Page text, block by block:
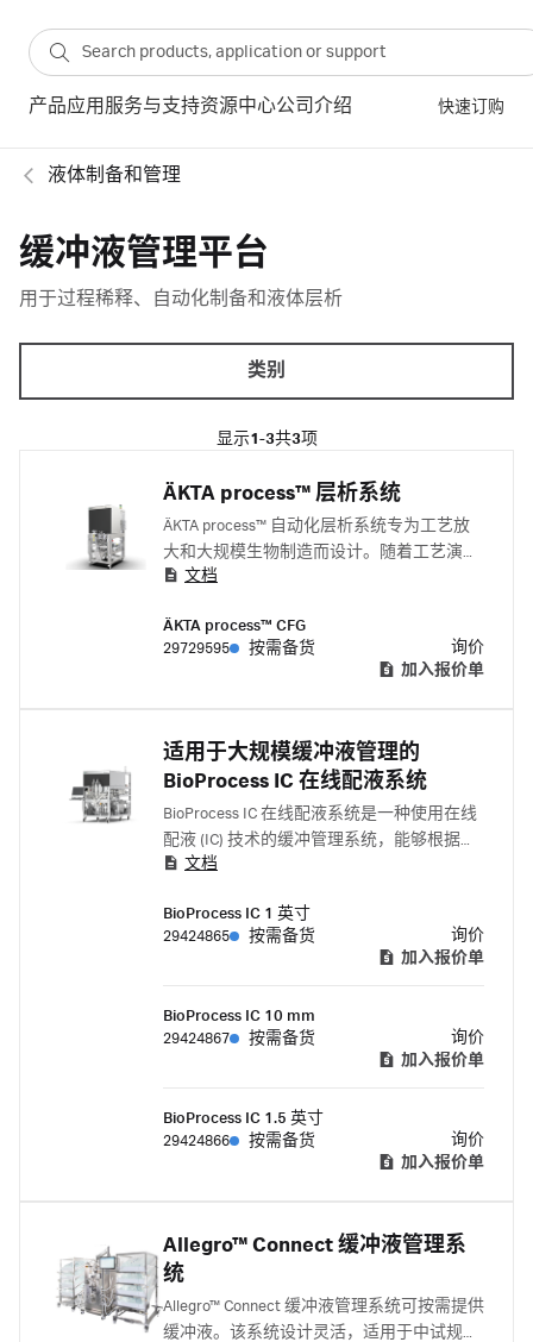
产品应用 服务与支持资源中心公司介绍 快速订购
液体制备和管理
缓冲液管理平台
用于过程稀释、自动化制备和液体层析
类别
显示1-3共3项
ÄKTA process™ 层析系统
ÄKTA process™ 自动化层析系统专为工艺放
大和大规模生物制造而设计。随着工艺演
进，您可从超过一百万种配置中自由选择，
文档
ÄKTA process™ CFG
29729595
按需备货
询价
加入报价单
适用于大规模缓冲液管理的
BioProcess IC 在线配液系统
BioProcess IC 在线配液系统是一种使用在线
配液 (IC) 技术的缓冲管理系统，能够根据需
求，通过用水稀释单组分、高浓度盐、酸和
制模式的动态控制来确保准确性。
文档
BioProcess IC 1 英寸
29424865
按需备货
询价
加入报价单
BioProcess IC 10 mm
29424867
按需备货
询价
加入报价单
BioProcess IC 1.5 英寸
29424866
按需备货
询价
加入报价单
Allegro™ Connect 缓冲液管理系
统
Allegro™ Connect 缓冲液管理系统可按需提供
缓冲液。该系统设计灵活，适用于中试规